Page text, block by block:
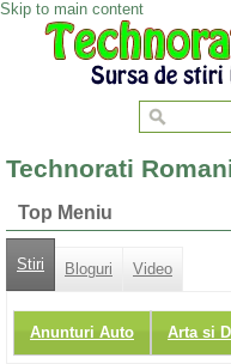
Skip to main content
Technorati
Top Meniu
Stiri Bloguri Video
Anunturi Auto Arta si